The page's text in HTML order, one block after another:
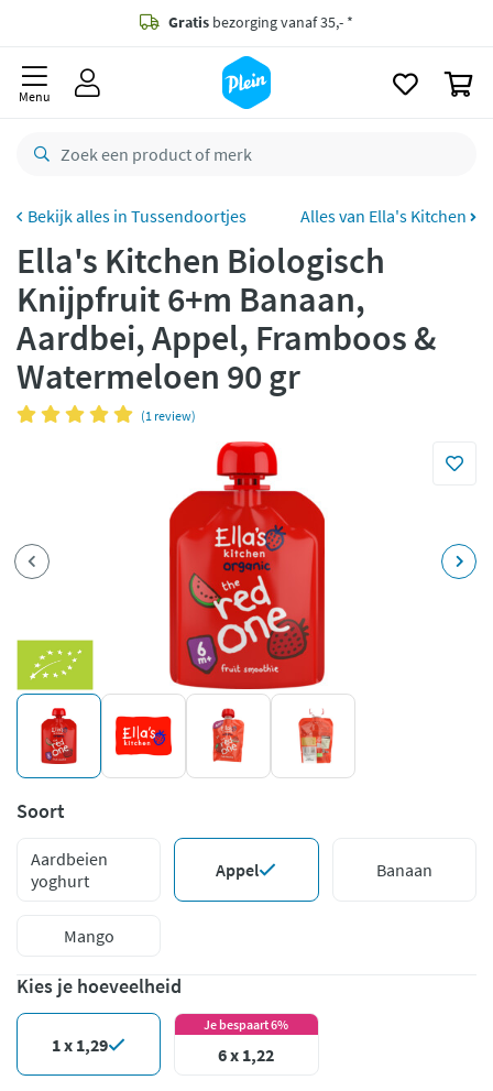
Gratis bezorging vanaf 35,- *
besteld,
retourneren
CO2 neutraal bezorgd
Betaal met Klarna
Menu
Tussendoortjes Alles van Ella's Kitchen
Ella's Kitchen Biologisch
Knijpfruit 6+m Banaan,
Aardbei, Appel, Framboos &
Watermeloen 90 gr
(1 review)
Soort
Aardbeien
yoghurt
Appel Banaan
Mango
Kies je hoeveelheid
1 x 1,29
Je bespaart 6%
6 x 1,22